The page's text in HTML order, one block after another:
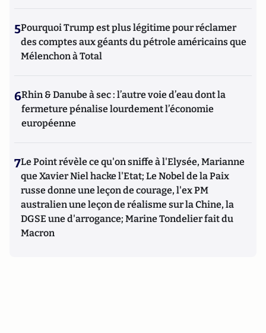
5Pourquoi Trump est plus légitime pour réclamer
des comptes aux géants du pétrole américains que
Mélenchon à Total
6Rhin & Danube à sec : l’autre voie d’eau dont la
fermeture pénalise lourdement l’économie
européenne
7Le Point révèle ce qu'on sniffe à l'Elysée, Marianne
que Xavier Niel hacke l'Etat; Le Nobel de la Paix
russe donne une leçon de courage, l'ex PM
australien une leçon de réalisme sur la Chine, la
DGSE une d'arrogance; Marine Tondelier fait du
Macron